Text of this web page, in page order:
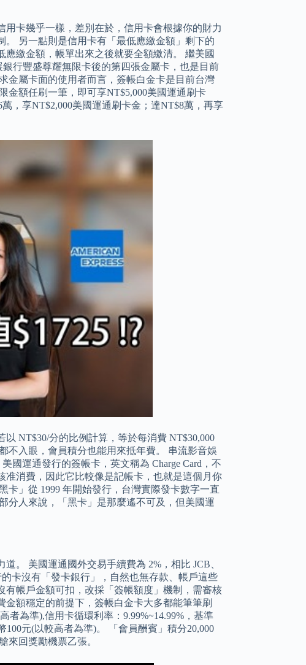
卡幾乎一樣，差別在於，信用卡會根據你的財力
另一點則是信用卡有「最低應繳金額」剩下的
繳金額，帳單出來之後就要全額繳清。 繼美國
行豐盛尊耀無限卡後的第四張金屬卡，也是目前
金屬卡面的使用者而言，簽帳白金卡是目前台灣
金額任刷一筆，即可享NT$5,000美國運通刷卡
，享NT$2,000美國運通刷卡金；達NT$8萬，再享
NT$30/分的比例計算，等於每消費 NT$30,000
不入眼，會員積分也能用來抵年費。 串流影音娛
國運通發行的簽帳卡，英文稱為 Charge Card，不
消費，因此它比較像是記帳卡，也就是這個月你
」從 1999 年開始發行，台灣實際發卡數字一直
分人來說，「黑卡」是那麼遙不可及，但美國運
。 美國運通國外交易手續費為 2%，相比 JCB、
卡沒有「發卡銀行」，自然也無存款、帳戶這些
帳戶金額可扣，改採「簽帳額度」機制，需審核
額穩定的前提下，簽帳白金卡大多都能筆筆刷
者為準),信用卡循環利率：9.99%~14.99%，基準
元(以較高者為準)。 「會員酬賓」積分20,000
來回獎勵機票乙張。